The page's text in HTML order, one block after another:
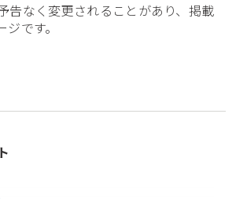
告なく変更されることがあり、掲載
です。